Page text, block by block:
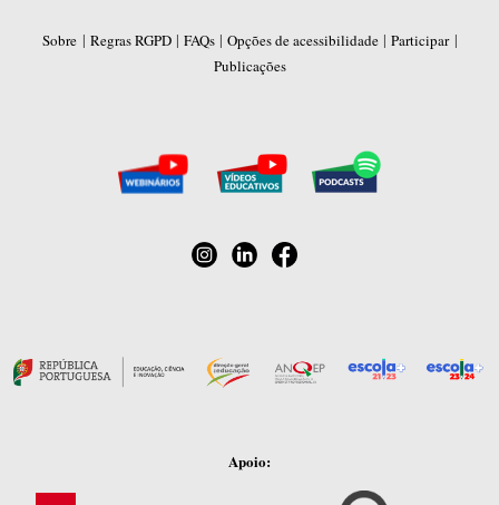
Sobre | Regras RGPD| FAQs| Opções de acessibilidade| Participar|
Publicações
Apoio: